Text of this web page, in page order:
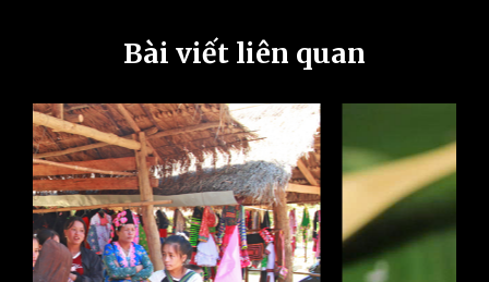
Bài viết liên quan